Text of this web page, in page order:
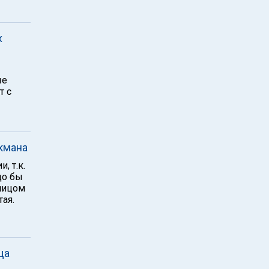
с
т.к.
бы